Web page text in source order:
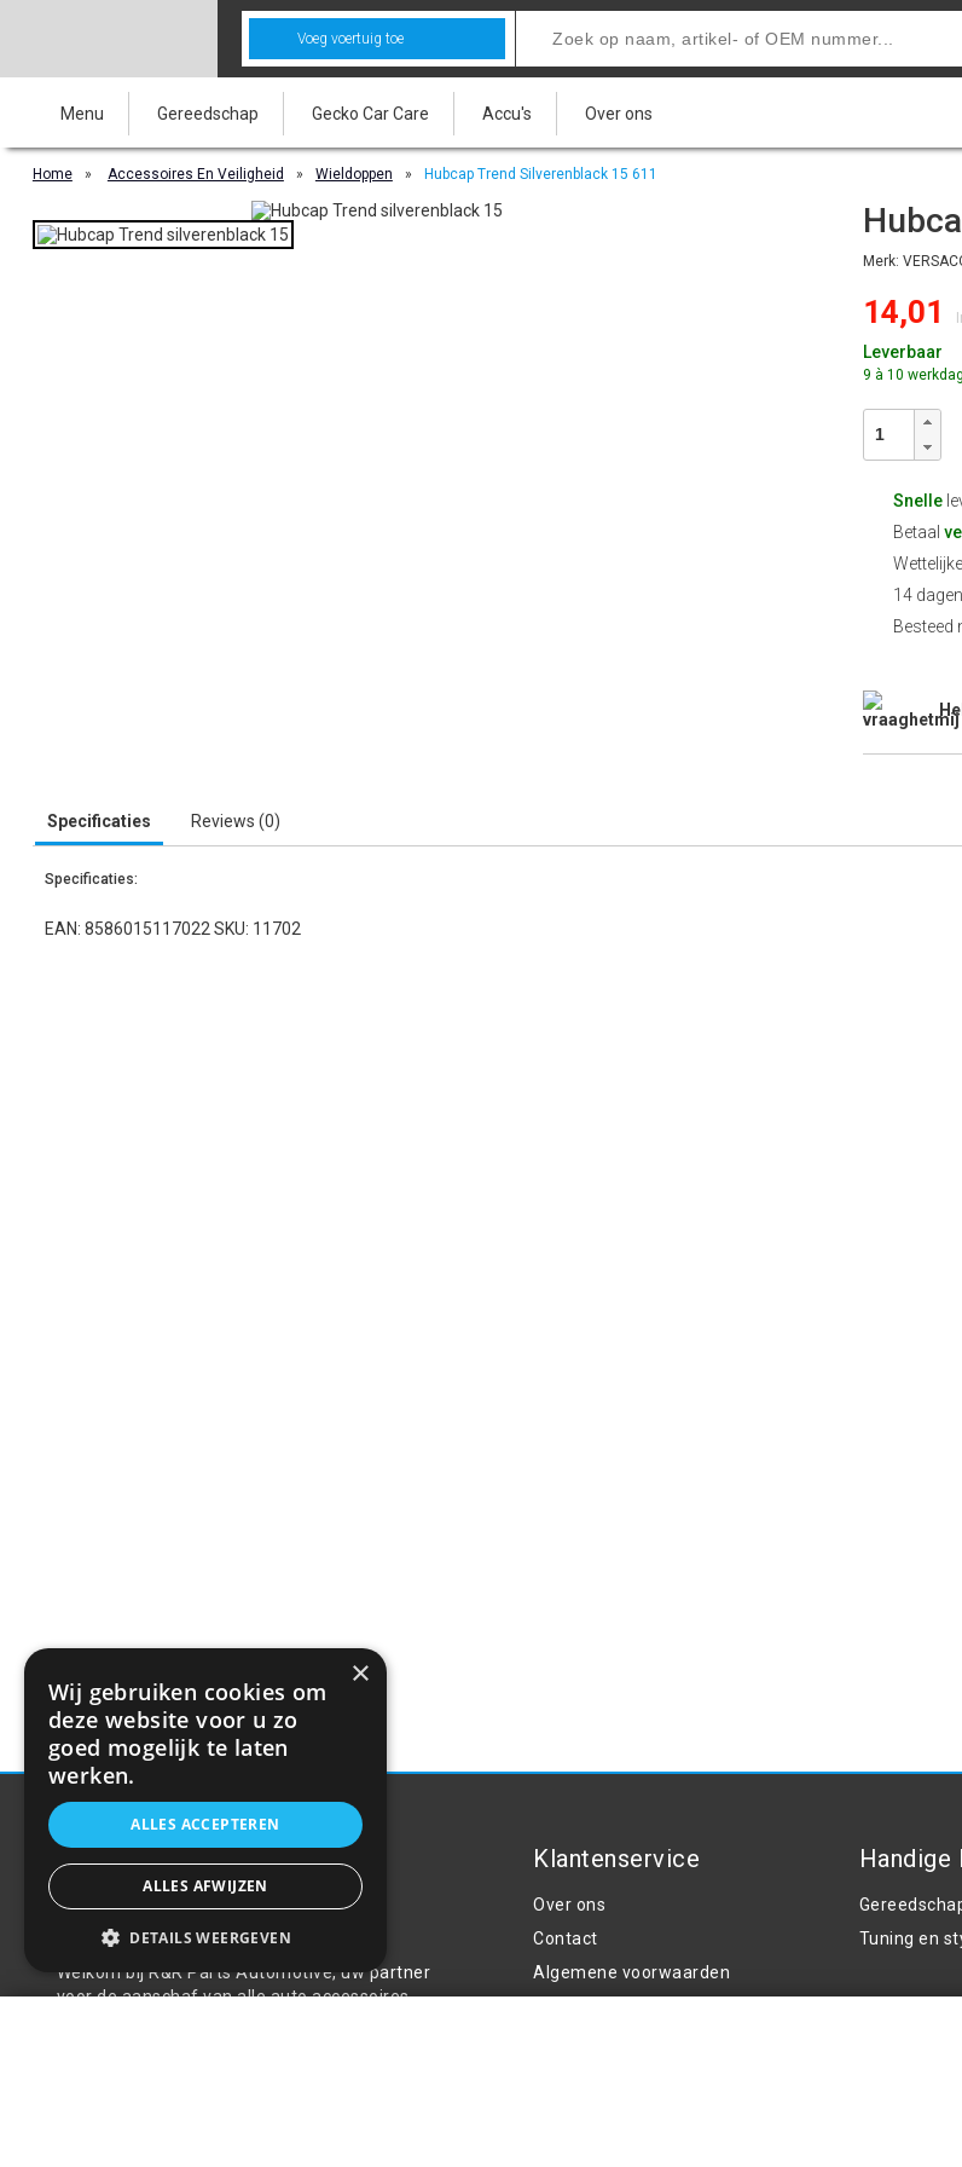
Voeg voertuig toe
Menu Gereedschap Gecko Car Care Accu's Over ons
Home » Accessoires En Veiligheid » Wieldoppen » Hubcap Trend Silverenblack 15 611
Merk:
14,01
Leverbaar
9 à 10
Snelle
Betaal
Wettelijke
14
Besteed
Specificaties Reviews (0)
Specificaties:
EAN: 8586015117022 SKU: 11702
Over ons
Welkom bij R&R Parts Automotive, uw partner
voor de aanschaf van alle auto accessoires.
Klantenservice
Over ons
Contact
Algemene voorwaarden
Handige
Tuning en
×
Wij gebruiken cookies om
deze website voor u zo
goed mogelijk te laten
werken.
ALLES ACCEPTEREN
ALLES AFWIJZEN
DETAILS WEERGEVEN